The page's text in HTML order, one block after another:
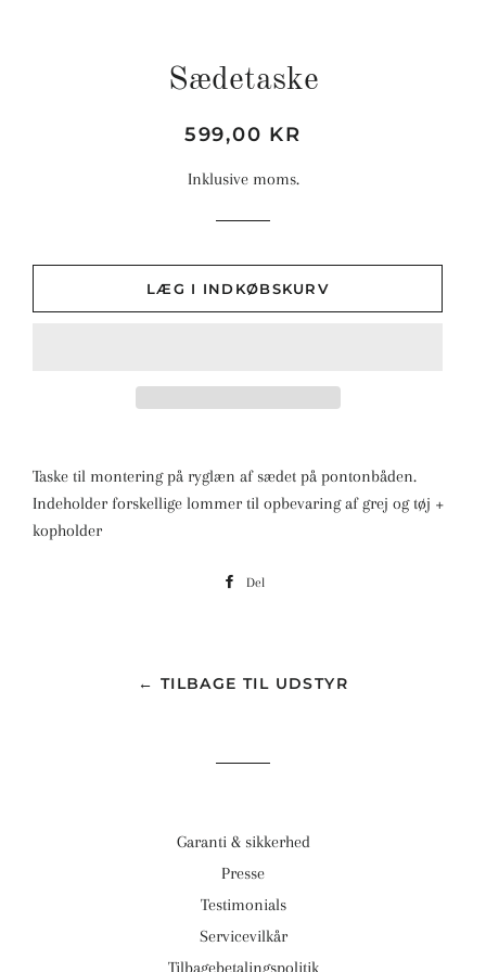
Sædetaske
Normalpris
Udsalgspris
599,00 KR
Inklusive moms.
LÆG I INDKØBSKURV
Taske til montering på ryglæn af sædet på pontonbåden.
Indeholder forskellige lommer til opbevaring af grej og tøj +
kopholder
Del
← TILBAGE TIL UDSTYR
Garanti & sikkerhed
Presse
Testimonials
Servicevilkår
Tilbagebetalingspolitik